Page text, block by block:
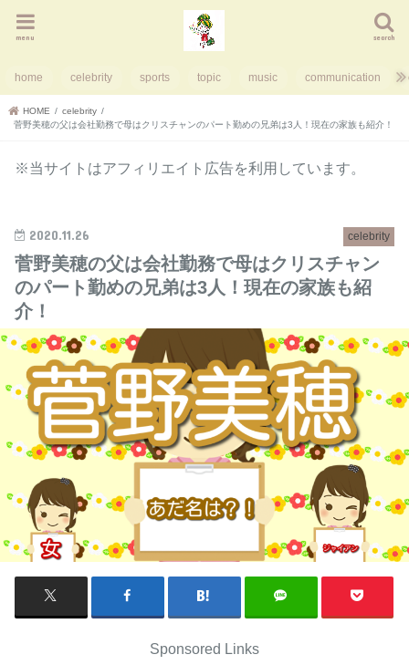
search
menu
home celebrity sports topic music communication
HOME
celebrity
菅野美穂の父は会社勤務で母はクリスチャンのパート勤めの兄弟は3人！現在の家族も紹介！
※当サイトはアフィリエイト広告を利用しています。
celebrity
2020.11.26
菅野美穂の父は会社勤務で母はクリスチャン
のパート勤めの兄弟は3人！現在の家族も紹
介！
Sponsored Links